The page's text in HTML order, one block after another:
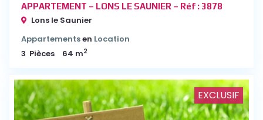
APPARTEMENT – LONS LE SAUNIER – Réf : 3878
Lons le Saunier
Appartementsen Location
3 Pièces 64 m2
EXCLUSIF